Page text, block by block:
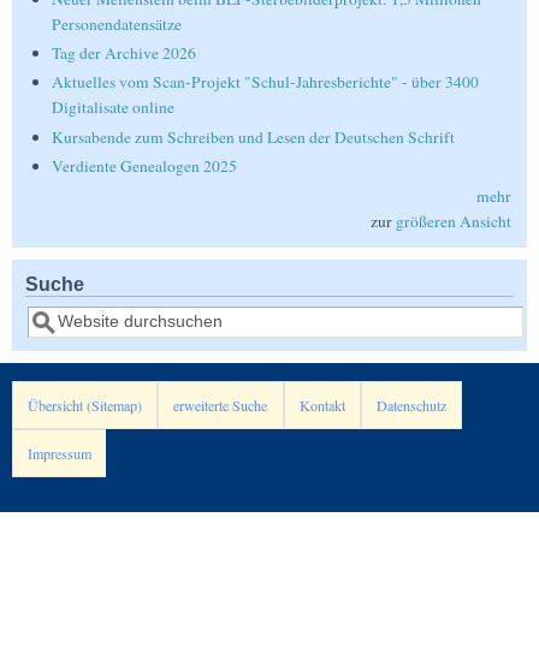
Personendatensätze
Tag der Archive 2026
Aktuelles vom Scan-Projekt "Schul-Jahresberichte" - über 3400
Digitalisate online
Kursabende zum Schreiben und Lesen der Deutschen Schrift
Verdiente Genealogen 2025
mehr
zur größeren Ansicht
Suche
Suche
Übersicht (Sitemap) erweiterte Suche Kontakt Datenschutz
Impressum